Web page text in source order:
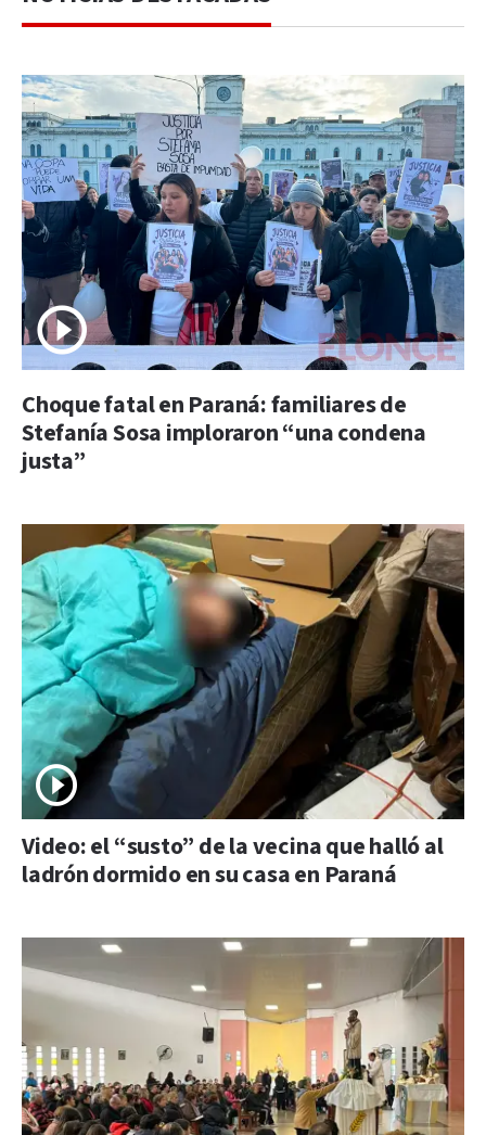
Choque fatal en Paraná: familiares de
Stefanía Sosa imploraron “una condena
justa”
Video: el “susto” de la vecina que halló al
ladrón dormido en su casa en Paraná